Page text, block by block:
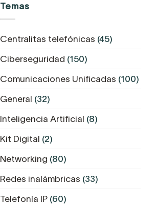
Temas
Centralitas telefónicas (45)
Ciberseguridad (150)
Comunicaciones Unificadas (100)
General (32)
Inteligencia Artificial (8)
Kit Digital (2)
Networking (80)
Redes inalámbricas (33)
Telefonía IP (60)